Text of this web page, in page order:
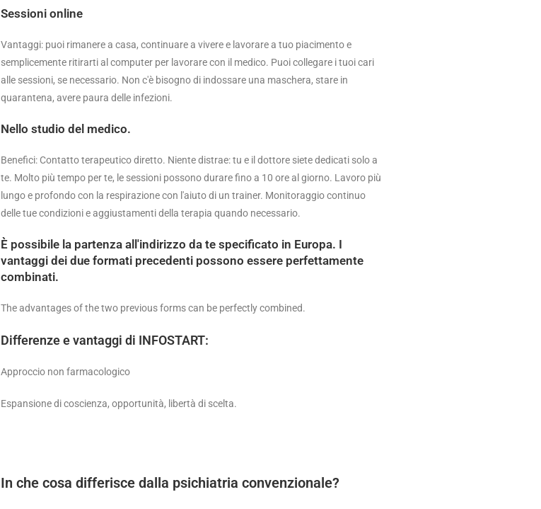
Sessioni online
Vantaggi: puoi rimanere a casa, continuare a vivere e lavorare a tuo piacimento e
semplicemente ritirarti al computer per lavorare con il medico. Puoi collegare i tuoi cari
alle sessioni, se necessario. Non c'è bisogno di indossare una maschera, stare in
quarantena, avere paura delle infezioni.
Nello studio del medico.
Benefici: Contatto terapeutico diretto. Niente distrae: tu e il dottore siete dedicati solo a
te. Molto più tempo per te, le sessioni possono durare fino a 10 ore al giorno. Lavoro più
lungo e profondo con la respirazione con l'aiuto di un trainer. Monitoraggio continuo
delle tue condizioni e aggiustamenti della terapia quando necessario.
È possibile la partenza all'indirizzo da te specificato in Europa. I
vantaggi dei due formati precedenti possono essere perfettamente
combinati.
The advantages of the two previous forms can be perfectly combined.
Differenze e vantaggi di INFOSTART:
Approccio non farmacologico
Espansione di coscienza, opportunità, libertà di scelta.
In che cosa differisce dalla psichiatria convenzionale?